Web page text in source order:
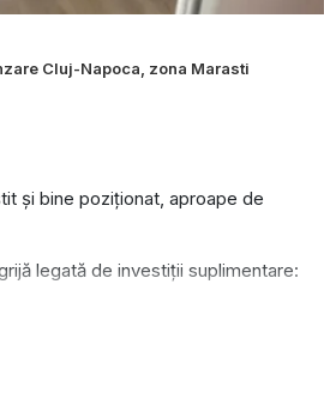
Cluj-Napoca, zona Marasti
și bine poziționat, aproape de
legată de investiții suplimentare: